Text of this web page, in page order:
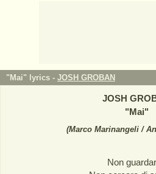
"Mai" lyrics - JOSH GROBAN
JOSH
"Mai"
(Marco Marinangeli /
Non